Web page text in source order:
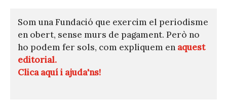
Som una Fundació que exercim el periodisme
en obert, sense murs de pagament. Però no
ho podem fer sols, com expliquem en aquest
editorial.
Clica aquí i ajuda'ns!